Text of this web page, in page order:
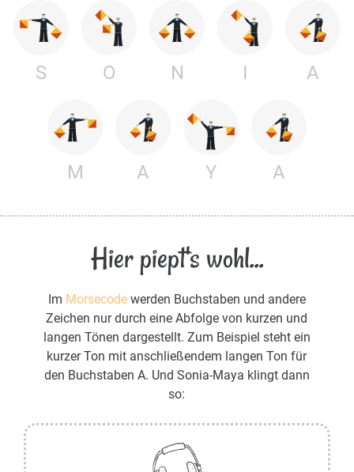
S O N I A
M A Y A
Hier piept's wohl...
Im Morsecodewerden Buchstaben und andere
Zeichen nur durch eine Abfolge von kurzen und
langen Tönen dargestellt. Zum Beispiel steht ein
kurzer Ton mit anschließendem langen Ton für
den Buchstaben A. Und Sonia-Maya klingt dann
so: